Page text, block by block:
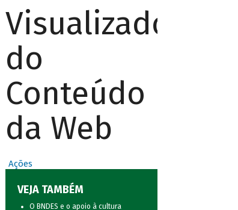
Visualizador
do
Conteúdo
da Web
Ações
VEJA TAMBÉM
O BNDES e o apoio à cultura